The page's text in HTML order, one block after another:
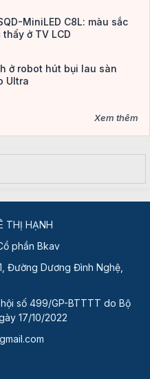
MiniLED C8L: màu sắc
ở TV LCD
ở robot hút bụi lau sàn
Ultra
Xem thêm
THỊ HẠNH
phần Bkav
Đường Dương Đình Nghệ,
số 499/GP-BTTTT do Bộ
17/10/2022